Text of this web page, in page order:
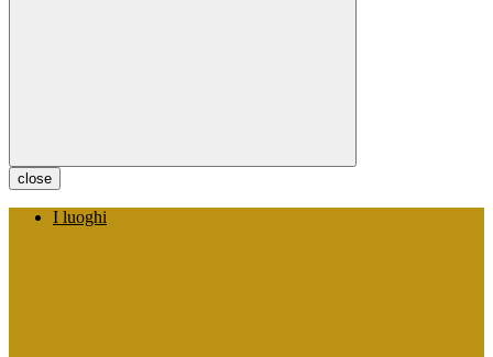
close
I luoghi